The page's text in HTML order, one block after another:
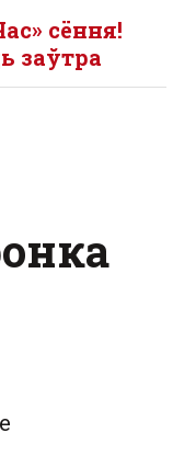
сёння!
заўтра